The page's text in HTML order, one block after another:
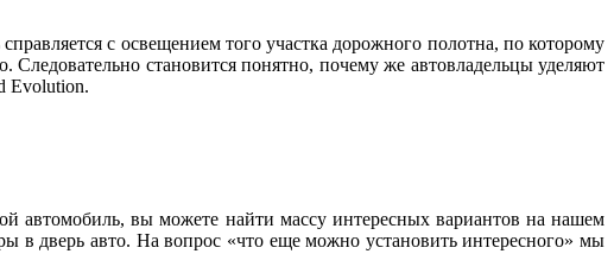
с освещением того участка дорожного полотна, по которому
становится понятно, почему же автовладельцы уделяют
Evolution.
автомобиль, вы можете найти массу интересных вариантов на нашем
в дверь авто. На вопрос «что еще можно установить интересного» мы